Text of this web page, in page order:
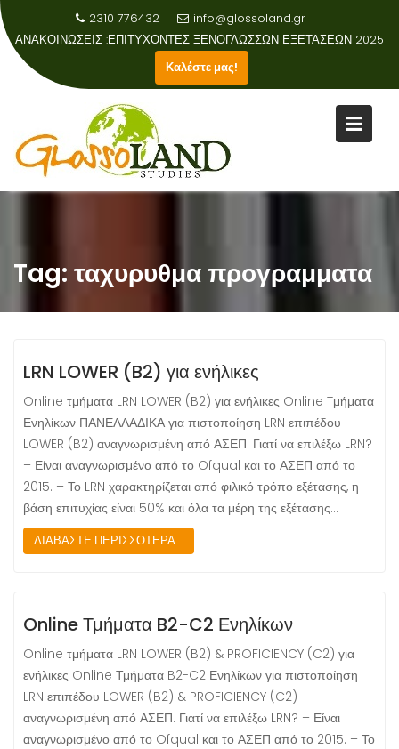
content
2310 776432
info@glossoland.gr
ΑΝΑΚΟΙΝΩΣΕΙΣ :ΕΠΙΤΥΧΟΝΤΕΣ ΞΕΝΟΓΛΩΣΣΩΝ ΕΞΕΤΑΣΕΩΝ 2025
Καλέστε μας!
Tag: ταχυρυθμα προγραμματα
LRN LOWER (B2) για ενήλικες
Online τμήματα LRN LOWER (B2) για ενήλικες Online Tμήματα
Ενηλίκων ΠΑΝΕΛΛΑΔΙΚΑ για πιστοποίηση LRN επιπέδου
LOWER (B2) αναγνωρισμένη από ΑΣΕΠ. Γιατί να επιλέξω LRN?
– Είναι αναγνωρισμένο από το Ofqual και το ΑΣΕΠ από το
2015. – Το LRN χαρακτηρίζεται από φιλικό τρόπο εξέτασης, η
βάση επιτυχίας είναι 50% και όλα τα μέρη της εξέτασης…
ΔΙΑΒΑΣΤΕ ΠΕΡΙΣΣΟΤΕΡΑ...
Online Τμήματα B2-C2 Ενηλίκων
Online τμήματα LRN LOWER (B2) & PROFICIENCY (C2) για
ενήλικες Online Τμήματα B2-C2 Ενηλίκων για πιστοποίηση
LRN επιπέδου LOWER (B2) & PROFICIENCY (C2)
αναγνωρισμένη από ΑΣΕΠ. Γιατί να επιλέξω LRN? – Είναι
αναγνωρισμένο από το Ofqual και το ΑΣΕΠ από το 2015. – Το